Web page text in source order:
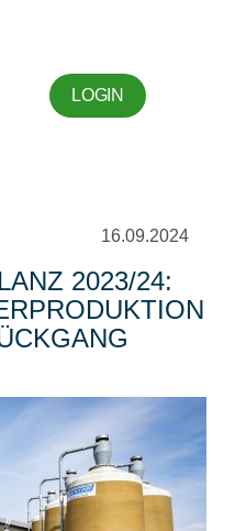
LOGIN
16.09.2024
2023/24: